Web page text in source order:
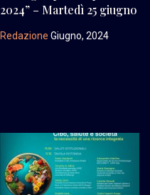
2024” – Martedì 25 giugno
Redazione Giugno, 2024